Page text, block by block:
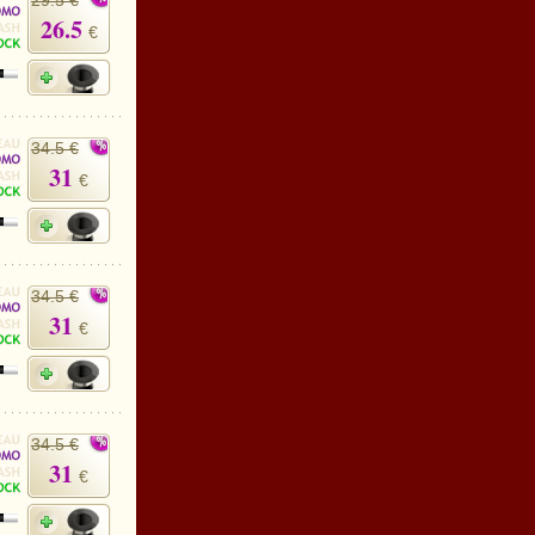
26.5 €
34.5 €
31 €
34.5 €
31 €
34.5 €
31 €